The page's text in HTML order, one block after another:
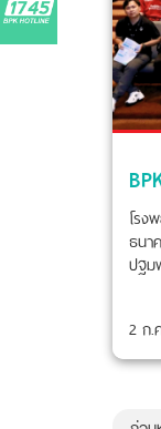
โรง
ธนา
ปฐม
2 ก.